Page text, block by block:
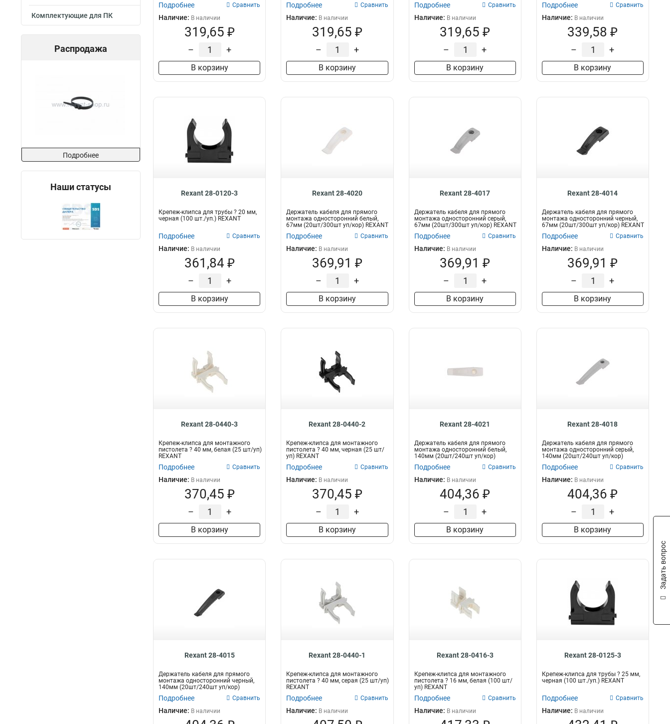
Комплектующие для ПК
Распродажа
Подробнее
Наши статусы
Подробнее Сравнить
Наличие: В наличии
319,65 ₽
– +
В корзину
Подробнее Сравнить
Наличие: В наличии
319,65 ₽
– +
В корзину
Подробнее Сравнить
Наличие: В наличии
319,65 ₽
– +
В корзину
Подробнее Сравнить
Наличие: В наличии
339,58 ₽
– +
В корзину
Rexant 28-0120-3
Крепеж-клипса для трубы ? 20 мм,
черная (100 шт./уп.) REXANT
Подробнее Сравнить
Наличие: В наличии
361,84 ₽
– +
В корзину
Rexant 28-4020
Держатель кабеля для прямого
монтажа односторонний белый,
67мм (20шт/300шт уп/кор) REXANT
Подробнее Сравнить
Наличие: В наличии
369,91 ₽
– +
В корзину
Rexant 28-4017
Держатель кабеля для прямого
монтажа односторонний серый,
67мм (20шт/300шт уп/кор) REXANT
Подробнее Сравнить
Наличие: В наличии
369,91 ₽
– +
В корзину
Rexant 28-4014
Держатель кабеля для прямого
монтажа односторонний черный,
67мм (20шт/300шт уп/кор) REXANT
Подробнее Сравнить
Наличие: В наличии
369,91 ₽
– +
В корзину
Rexant 28-0440-3
Крепеж-клипса для монтажного
пистолета ? 40 мм, белая (25 шт/уп)
REXANT
Подробнее Сравнить
Наличие: В наличии
370,45 ₽
– +
В корзину
Rexant 28-0440-2
Крепеж-клипса для монтажного
пистолета ? 40 мм, черная (25 шт/
уп) REXANT
Подробнее Сравнить
Наличие: В наличии
370,45 ₽
– +
В корзину
Rexant 28-4021
Держатель кабеля для прямого
монтажа односторонний белый,
140мм (20шт/240шт уп/кор)
Подробнее Сравнить
Наличие: В наличии
404,36 ₽
– +
В корзину
Rexant 28-4018
Держатель кабеля для прямого
монтажа односторонний серый,
140мм (20шт/240шт уп/кор)
Подробнее Сравнить
Наличие: В наличии
404,36 ₽
– +
В корзину
Rexant 28-4015
Держатель кабеля для прямого
монтажа односторонний черный,
140мм (20шт/240шт уп/кор)
Подробнее Сравнить
Наличие: В наличии
Rexant 28-0440-1
Крепеж-клипса для монтажного
пистолета ? 40 мм, серая (25 шт/уп)
REXANT
Подробнее Сравнить
Наличие: В наличии
Rexant 28-0416-3
Крепеж-клипса для монтажного
пистолета ? 16 мм, белая (100 шт/
уп) REXANT
Подробнее Сравнить
Наличие: В наличии
Rexant 28-0125-3
Крепеж-клипса для трубы ? 25 мм,
черная (100 шт./уп.) REXANT
Подробнее Сравнить
Наличие: В наличии
Задать вопрос